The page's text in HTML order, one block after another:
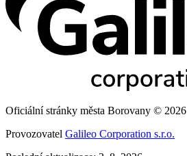
Oficiální stránky města Borovany © 2026
Provozovatel Galileo Corporation s.r.o.